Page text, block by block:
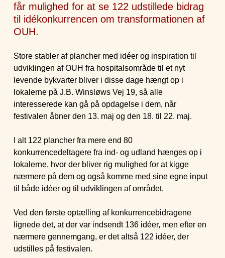
får mulighed for at se 122 udstillede bidrag
til idékonkurrencen om transformationen af
OUH.
Store stabler af plancher med idéer og inspiration til
udviklingen af OUH fra hospitalsområde til et nyt
levende bykvarter bliver i disse dage hængt op i
lokalerne på J.B. Winsløws Vej 19, så alle
interesserede kan gå på opdagelse i dem, når
festivalen åbner den 13. maj og den 18. til 22. maj.
I alt 122 plancher fra mere end 80
konkurrencedeltagere fra ind- og udland hænges op i
lokalerne, hvor der bliver rig mulighed for at kigge
nærmere på dem og også komme med sine egne input
til både idéer og til udviklingen af området.
Ved den første optælling af konkurrencebidragene
lignede det, at der var indsendt 136 idéer, men efter en
nærmere gennemgang, er det altså 122 idéer, der
udstilles på festivalen.